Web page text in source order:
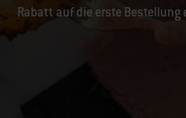
Rabatt auf die erste Bestellung